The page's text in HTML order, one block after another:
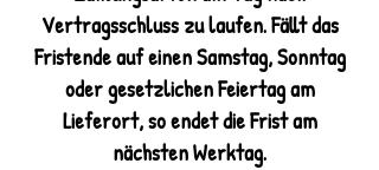
Vertragsschluss zu laufen. Fällt das
Fristende auf einen Samstag, Sonntag
oder gesetzlichen Feiertag am
Lieferort, so endet die Frist am
nächsten Werktag.